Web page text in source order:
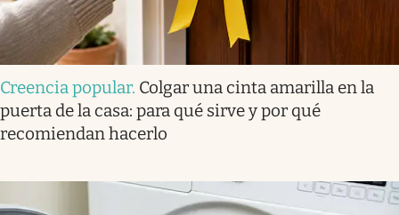
Creencia popular. Colgar una cinta amarilla en la
puerta de la casa: para qué sirve y por qué
recomiendan hacerlo